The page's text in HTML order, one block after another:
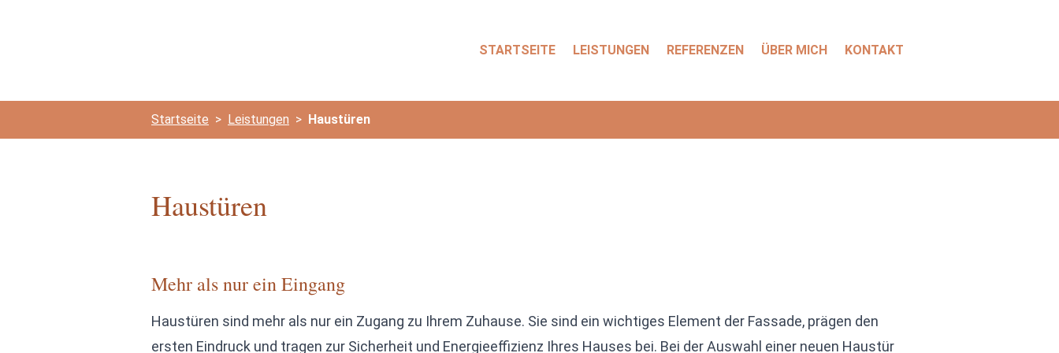
STARTSEITE
LEISTUNGEN REFERENZEN ÜBER MICH KONTAKT
Startseite > Leistungen > Haustüren
Haustüren
Mehr als nur ein Eingang
Haustüren sind mehr als nur ein Zugang zu Ihrem Zuhause. Sie sind ein wichtiges Element der Fassade, prägen den
ersten Eindruck und tragen zur Sicherheit und Energieeffizienz Ihres Hauses bei. Bei der Auswahl einer neuen Haustür